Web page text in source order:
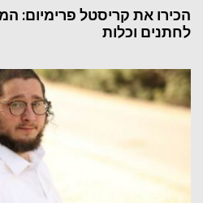
הכירו את קריסטל פרימיום:
לחתנים וכלות